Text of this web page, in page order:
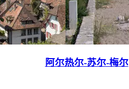
阿尔热尔-苏尔-梅尔